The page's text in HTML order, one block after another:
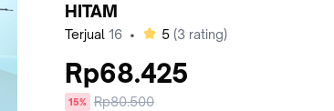
HITAM
Terjual 16 • bintang
5 (3 rating)
Rp68.425
diskon
15%
Harga
Rp80.500